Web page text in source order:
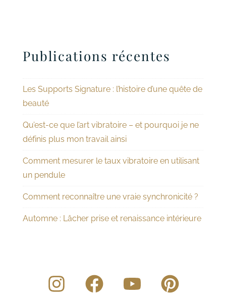
Publications récentes
Les Supports Signature : l’histoire d’une quête de
beauté
Qu’est-ce que l’art vibratoire – et pourquoi je ne
définis plus mon travail ainsi
Comment mesurer le taux vibratoire en utilisant
un pendule
Comment reconnaître une vraie synchronicité ?
Automne : Lâcher prise et renaissance intérieure